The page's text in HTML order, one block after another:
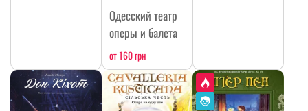
Одесский театр
оперы и балета
от 160 грн